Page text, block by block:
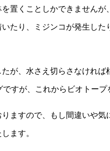
置くことしかできません
たり、ミジンコが発生し
が、水さえ切らさなけれ
すが、これからビオトープ
ますので、もし間違いや
ます。